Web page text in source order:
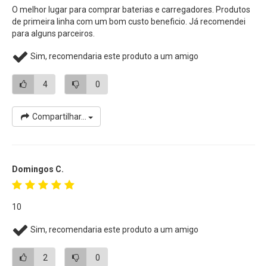
FM90, NP-FM91, NP-QM71, NP-QM71D, NP-QM91 e NP-
QM91D, entre outras.) Sony e de outras marcas
Ideal para Câmeras e Filmadoras Compatíveis com Baterias
Led Sun Gun
e Refletores de Led
O melhor lugar para comprar baterias e carregadores. Produtos
de primeira linha com um bom custo beneficio. Já recomendei
para alguns parceiros.
Sim, recomendaria este produto a um amigo
4 0
Compartilhar...
Domingos C.
10
Sim, recomendaria este produto a um amigo
2 0